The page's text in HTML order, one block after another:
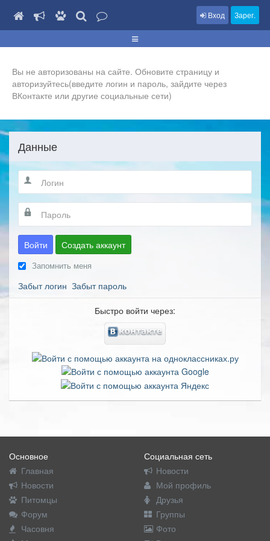
Вход Зарег.
Вы не авторизованы на сайте. Обновите страницу и
авторизуйтесь(введите логин и пароль, зайдите через
ВКонтакте или другие социальные сети)
Данные
Войти Создать аккаунт
Запомнить меня
Забыт логин Забыт пароль
Быстро войти через:
Основное
Главная
Новости
Питомцы
Форум
Часовня
Социальная сеть
Новости
Мой профиль
Друзья
Группы
Фото